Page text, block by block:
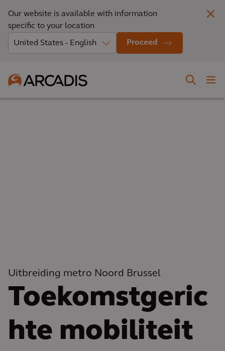
Our website is available with information
specific to your location
Proceed
Uitbreiding metro Noord Brussel
Toekomstgeric
hte mobiliteit